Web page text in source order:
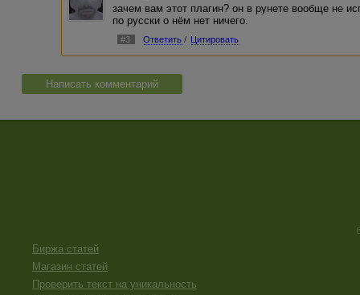
зачем вам этот плагин? он в рунете вообще не
по русски о нём нет ничего.
#3 Ответить / Цитировать
Написать комментарий
Биржа статей
Магазин статей
Проверить текст на уникальность